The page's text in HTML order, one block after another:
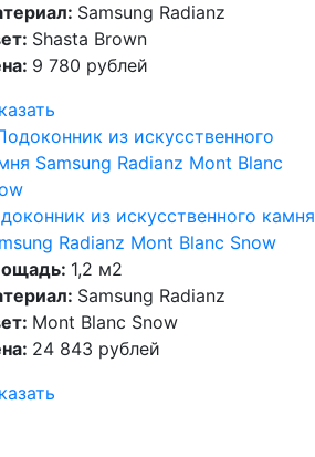
Samsung Radianz
Shasta Brown
9 780 рублей
из искусственного камня
Radianz Mont Blanc Snow
1,2 м2
Samsung Radianz
Mont Blanc Snow
24 843 рублей